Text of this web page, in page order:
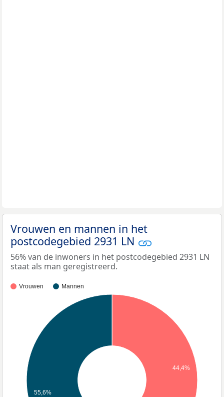
Vrouwen en mannen in het
postcodegebied 2931 LN
56% van de inwoners in het postcodegebied 2931 LN
staat als man geregistreerd.
Vrouwen Mannen
44,4%
55,6%